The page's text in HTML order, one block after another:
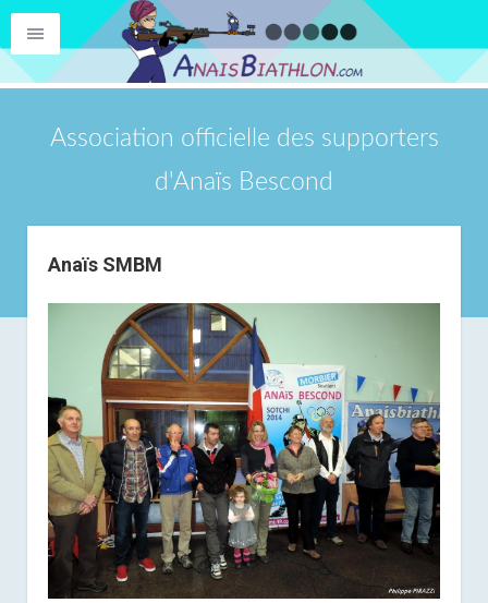
Association officielle des supporters
d'Anaïs Bescond
Anaïs SMBM